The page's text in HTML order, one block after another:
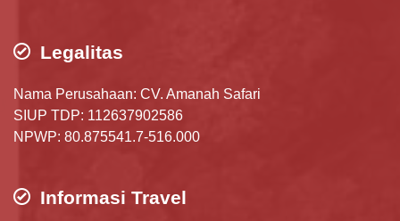
Legalitas
Nama Perusahaan: CV. Amanah Safari
SIUP TDP: 112637902586
NPWP: 80.875541.7-516.000
Informasi Travel